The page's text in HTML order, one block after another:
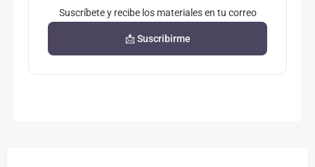
Suscríbete y recibe los materiales en tu correo
📩 Suscribirme